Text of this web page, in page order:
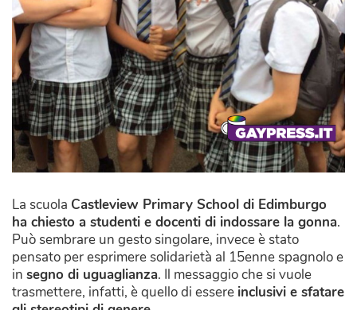
La scuola Castleview Primary School di Edimburgo
ha chiesto a studenti e docenti di indossare la gonna.
Può sembrare un gesto singolare, invece è stato
pensato per esprimere solidarietà al 15enne spagnolo e
in segno di uguaglianza. Il messaggio che si vuole
trasmettere, infatti, è quello di essere inclusivi e sfatare